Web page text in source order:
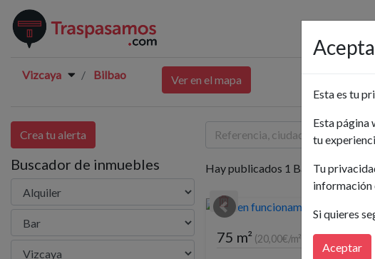
Vizcaya Bilbao Ver en el mapa
Crea tu alerta
Buscador de inmuebles Hay publicados 1 Bar en Alquiler
75 m² (20,00€/m²)
Esta es tu
Esta página
tu
Tu
información
Si quieres
Aceptar